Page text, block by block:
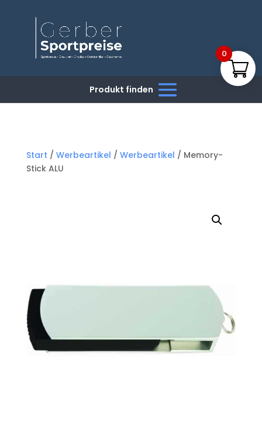
Start / Werbeartikel / Werbeartikel / Memory-
Stick ALU
0